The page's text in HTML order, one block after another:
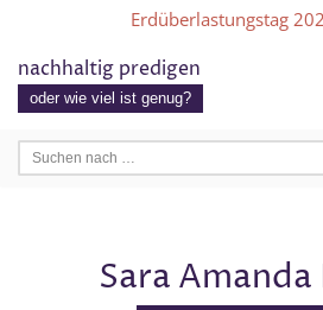
Zum
Inhalt
Erdüberlastungstag
nachhaltig predigen
oder wie viel ist genug?
Sara